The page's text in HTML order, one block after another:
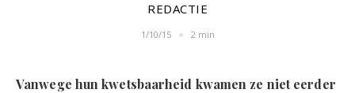
REDACTIE
1/10/15 2 min
Vanwege hun kwetsbaarheid kwamen ze niet eerder